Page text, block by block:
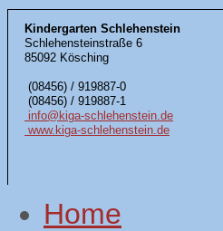
Kindergarten Schlehenstein
Schlehensteinstraße 6
85092 Kösching
(08456) / 919887-0
(08456) / 919887-1
info@kiga-schlehenstein.de
www.kiga-schlehenstein.de
Home